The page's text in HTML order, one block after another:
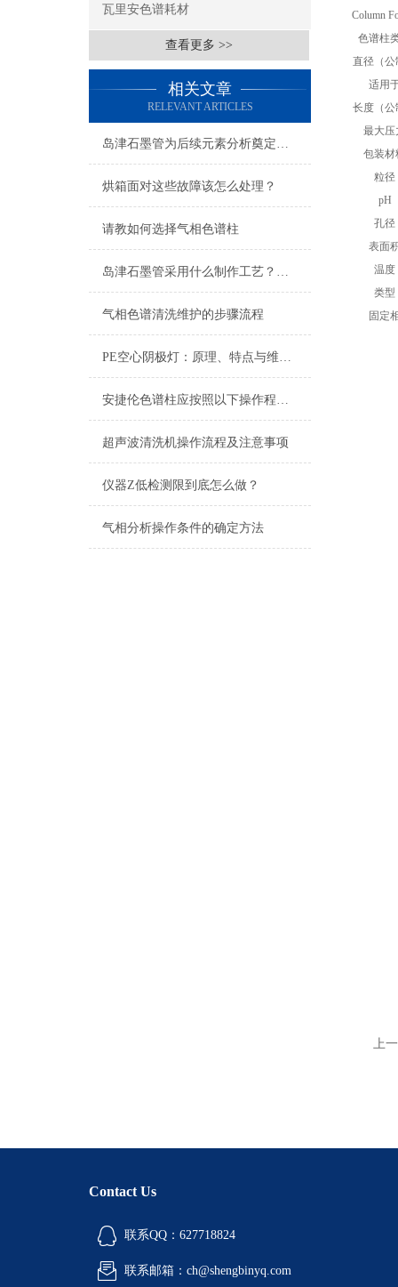
瓦里安色谱耗材
查看更多 >>
相关文章
RELEVANT ARTICLES
岛津石墨管为后续元素分析奠定基础
烘箱面对这些故障该怎么处理？
请教如何选择气相色谱柱
岛津石墨管采用什么制作工艺？一文就可以让你看懂
气相色谱清洗维护的步骤流程
PE空心阴极灯：原理、特点与维护指南
安捷伦色谱柱应按照以下操作程序进行维护
超声波清洗机操作流程及注意事项
仪器Z低检测限到底怎么做？
气相分析操作条件的确定方法
Column
色谱柱
直径（公
适用
长度（公
最大压
包装材
粒径
pH
孔径
表面
温度
类型
固定
上
Contact Us
联系QQ：627718824
联系邮箱：ch@shengbinyq.com